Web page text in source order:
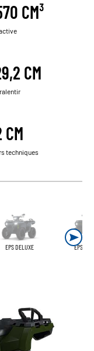
CM³
CM
CM
techniques
EPS DELUXE EPS